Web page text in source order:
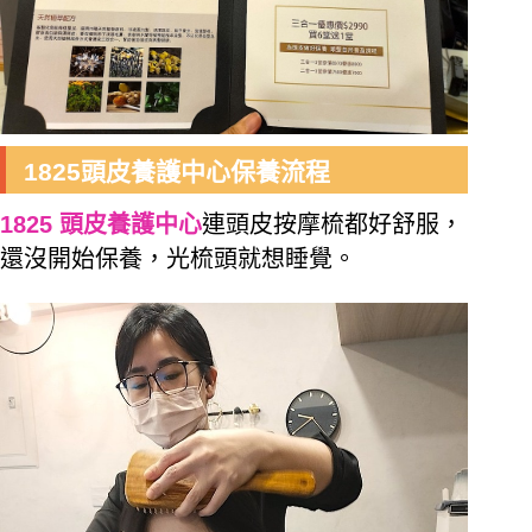
1825頭皮養護中心保養流程
1825 頭皮養護中心連頭皮按摩梳都好舒服，
還沒開始保養，光梳頭就想睡覺。